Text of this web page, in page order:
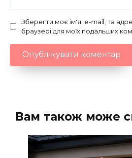
Зберегти моє ім'я, e-mail, та
браузері для моїх подальших
Вам також може